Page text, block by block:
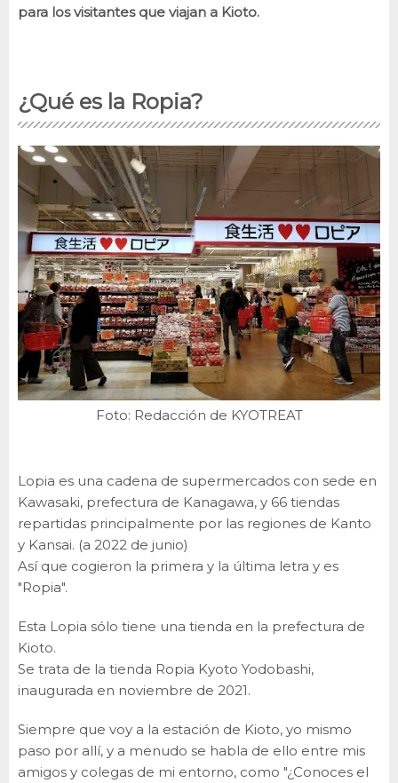
para los visitantes que viajan a Kioto.
¿Qué es la Ropia?
Foto: Redacción de KYOTREAT
Lopia es una cadena de supermercados con sede en
Kawasaki, prefectura de Kanagawa, y 66 tiendas
repartidas principalmente por las regiones de Kanto
y Kansai. (a 2022 de junio)
Así que cogieron la primera y la última letra y es
"Ropia".
Esta Lopia sólo tiene una tienda en la prefectura de
Kioto.
Se trata de la tienda Ropia Kyoto Yodobashi,
inaugurada en noviembre de 2021.
Siempre que voy a la estación de Kioto, yo mismo
paso por allí, y a menudo se habla de ello entre mis
amigos y colegas de mi entorno, como "¿Conoces el